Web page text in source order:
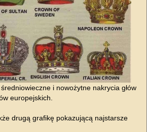
i nowożytne nakrycia głów
europejskich.
drugą grafikę pokazującą najstarsze